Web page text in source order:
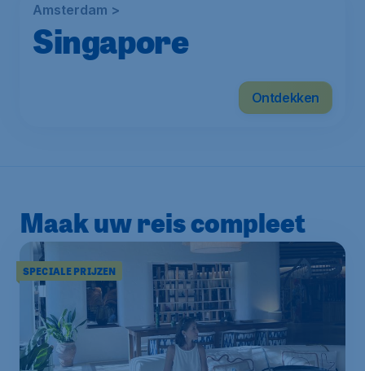
Amsterdam >
Singapore
Ontdekken
Maak uw reis compleet
SPECIALE PRIJZEN